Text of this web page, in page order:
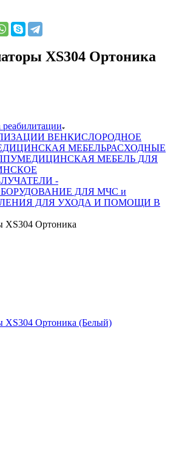
XS304 Ортоника
реабилитации
ВЕНКИСЛОРОДНОЕ
МЕБЕЛЬРАСХОДНЫЕ
МЕДИЦИНСКАЯ МЕБЕЛЬ ДЛЯ
-
ДЛЯ МЧС и
ДЛЯ УХОДА И ПОМОЩИ В
XS304 Ортоника